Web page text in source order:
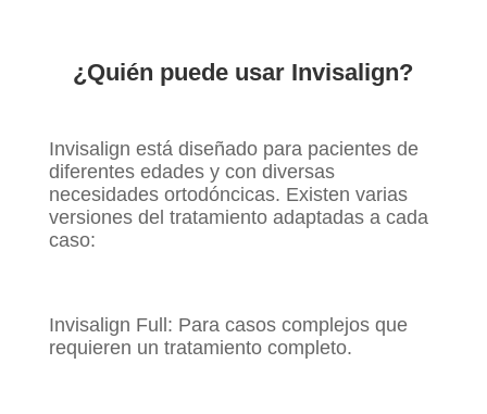
¿Quién puede usar Invisalign?
Invisalign está diseñado para pacientes de
diferentes edades y con diversas
necesidades ortodóncicas. Existen varias
versiones del tratamiento adaptadas a cada
caso:
Invisalign Full: Para casos complejos que
requieren un tratamiento completo.